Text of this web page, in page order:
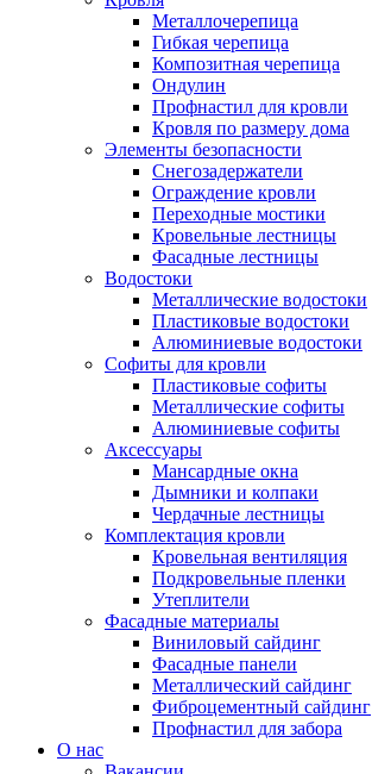
Металлочерепица
Гибкая черепица
Композитная черепица
Ондулин
Профнастил для кровли
Кровля по размеру дома
Элементы безопасности
Снегозадержатели
Ограждение кровли
Переходные мостики
Кровельные лестницы
Фасадные лестницы
Водостоки
Металлические водостоки
Пластиковые водостоки
Алюминиевые водостоки
Софиты для кровли
Пластиковые софиты
Металлические софиты
Алюминиевые софиты
Аксессуары
Мансардные окна
Дымники и колпаки
Чердачные лестницы
Комплектация кровли
Кровельная вентиляция
Подкровельные пленки
Утеплители
Фасадные материалы
Виниловый сайдинг
Фасадные панели
Металлический сайдинг
Фиброцементный сайдинг
Профнастил для забора
О нас